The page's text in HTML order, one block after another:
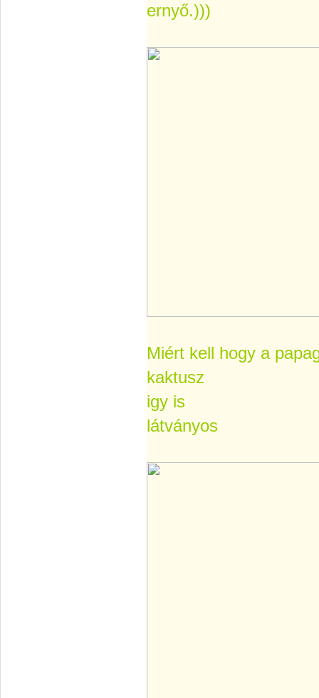
ernyő.)))
Miért kell hogy a
kaktusz
igy is
látványos